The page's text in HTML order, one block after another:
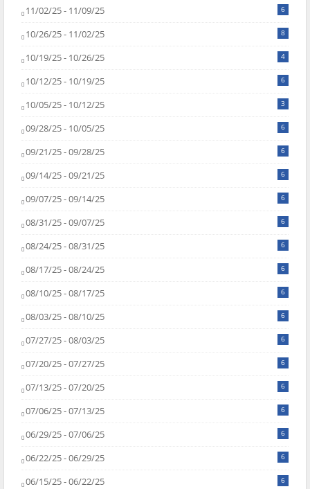
11/02/25 - 11/09/25 6
10/26/25 - 11/02/25 8
10/19/25 - 10/26/25 4
10/12/25 - 10/19/25 6
10/05/25 - 10/12/25 3
09/28/25 - 10/05/25 6
09/21/25 - 09/28/25 6
09/14/25 - 09/21/25 6
09/07/25 - 09/14/25 6
08/31/25 - 09/07/25 6
08/24/25 - 08/31/25 6
08/17/25 - 08/24/25 6
08/10/25 - 08/17/25 6
08/03/25 - 08/10/25 6
07/27/25 - 08/03/25 6
07/20/25 - 07/27/25 6
07/13/25 - 07/20/25 6
07/06/25 - 07/13/25 6
06/29/25 - 07/06/25 6
06/22/25 - 06/29/25 6
06/15/25 - 06/22/25 6